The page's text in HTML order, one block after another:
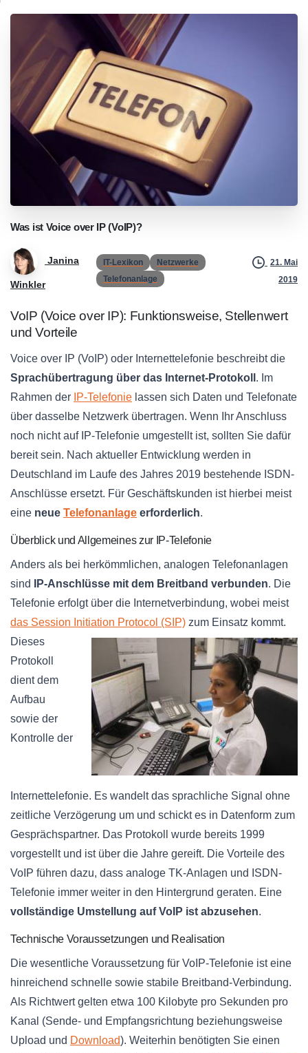
Was ist Voice over IP (VoIP)?
Janina
Winkler
IT-Lexikon
Netzwerke
Telefonanlage
21. Mai
2019
VoIP (Voice over IP): Funktionsweise, Stellenwert
und Vorteile
Voice over IP (VoIP) oder Internettelefonie beschreibt die
Sprachübertragung über das Internet-Protokoll . Im
Rahmen der IP-Telefonie lassen sich Daten und Telefonate
über dasselbe Netzwerk übertragen. Wenn Ihr Anschluss
noch nicht auf IP-Telefonie umgestellt ist, sollten Sie dafür
bereit sein. Nach aktueller Entwicklung werden in
Deutschland im Laufe des Jahres 2019 bestehende ISDN-
Anschlüsse ersetzt. Für Geschäftskunden ist hierbei meist
eine neue Telefonanlage erforderlich.
Überblick und Allgemeines zur IP-Telefonie
Anders als bei herkömmlichen, analogen Telefonanlagen
sind
IP-Anschlüsse mit dem Breitband verbunden. Die
Telefonie erfolgt über die Internetverbindung, wobei meist
das Session Initiation Protocol (SIP) zum Einsatz kommt.
Dieses
Protokoll
dient dem
Aufbau
sowie der
Kontrolle der
Internettelefonie. Es wandelt das sprachliche Signal ohne
zeitliche Verzögerung um und schickt es in Datenform zum
Gesprächspartner. Das Protokoll wurde bereits 1999
vorgestellt und ist über die Jahre gereift. Die Vorteile des
VoIP führen dazu, dass analoge TK-Anlagen und ISDN-
Telefonie immer weiter in den Hintergrund geraten. Eine
vollständige Umstellung auf VoIP ist abzusehen.
Technische Voraussetzungen und Realisation
Die wesentliche Voraussetzung für VoIP-Telefonie ist eine
hinreichend schnelle sowie stabile Breitband-Verbindung.
Als Richtwert gelten etwa 100 Kilobyte pro Sekunden pro
Kanal (Sende- und Empfangsrichtung beziehungsweise
Upload und Download). Weiterhin benötigten Sie einen